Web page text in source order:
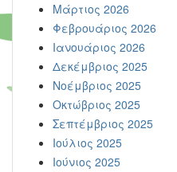
Μάρτιος 2026
Φεβρουάριος 2026
Ιανουάριος 2026
Δεκέμβριος 2025
Νοέμβριος 2025
Οκτώβριος 2025
Σεπτέμβριος 2025
Ιούλιος 2025
Ιούνιος 2025